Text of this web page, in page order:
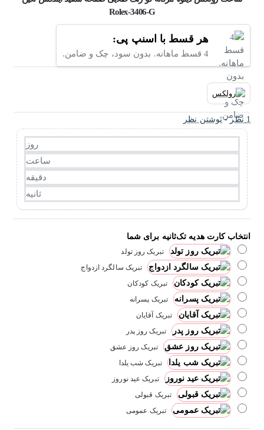
Rolex-3406-G
هر قسط با اسنپ پی:
4 قسط ماهانه. بدون سود، چک و ضامن.
1 نظر - نوشتن نظر
روز
ساعت
دقیقه
ثانیه
انتخاب کارت هدیه تک‌ثانیه برای شما
تبریک روز تولد
تبریک سالگرد ازدواج
تبریک کودکان
تبریک پسرانه
تبریک آقایان
تبریک روز پدر
تبریک روز عشق
تبریک شب یلدا
تبریک عید نوروز
تبریک قبولی
تبریک عمومی